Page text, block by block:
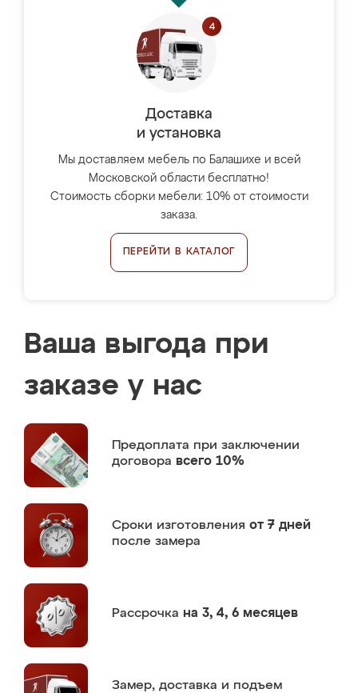
Доставка
и установка
Мы доставляем мебель по Балашихе и всей
Московской области бесплатно!
Стоимость сборки мебели: 10% от стоимости
заказа.
ПЕРЕЙТИ В КАТАЛОГ
Ваша выгода при
заказе у нас
Предоплата при заключении
договора всего 10%
Сроки изготовления от 7 дней
после замера
Рассрочка на 3, 4, 6 месяцев
Замер, доставка и подъем